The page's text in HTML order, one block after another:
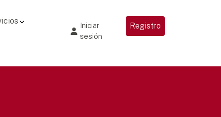
Iniciar
sesión
Registro